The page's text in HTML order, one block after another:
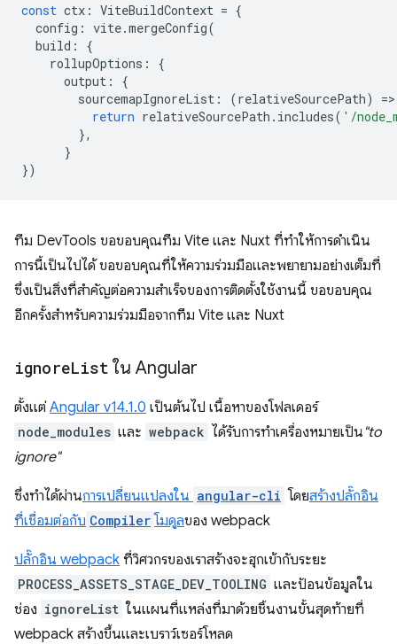
const ctx : ViteBuildContext = {
config : vite.mergeConfig(
build :
{
rollupOptions :
{
output :
{
sourcemapIgnoreList : (relativeSourcePath) =>
return relativeSourcePath . includes( '/
},
}
})
ทีม DevTools ขอขอบคุณทีม Vite และ Nuxt ที่ทำให้การดำเนิน
การนี้เป็นไปได้ ขอขอบคุณที่ให้ความร่วมมือและพยายามอย่างเต็มที่
ซึ่งเป็นสิ่งที่สําคัญต่อความสําเร็จของการติดตั้งใช้งานนี้ ขอขอบคุณ
อีกครั้งสำหรับความร่วมมือจากทีม Vite และ Nuxt
ignoreList ใน Angular
ตั้งแต่ Angular v14.1.0 เป็นต้นไป เนื้อหาของโฟลเดอร์
node_modules และ webpack ได้รับการทําเครื่องหมายเป็น "to
ignore"
ซึ่งทำได้ผ่านการเปลี่ยนแปลงใน angular-cli โดยสร้างปลั๊กอิน
ที่เชื่อมต่อกับ Compiler โมดูลของ webpack
ปลั๊กอิน webpack ที่วิศวกรของเราสร้างจะฮุกเข้ากับระยะ
PROCESS_ASSETS_STAGE_DEV_TOOLING และป้อนข้อมูลใน
ช่อง ignoreList ในแผนที่แหล่งที่มาด้วยชิ้นงานขั้นสุดท้ายที่
webpack สร้างขึ้นและเบราว์เซอร์โหลด